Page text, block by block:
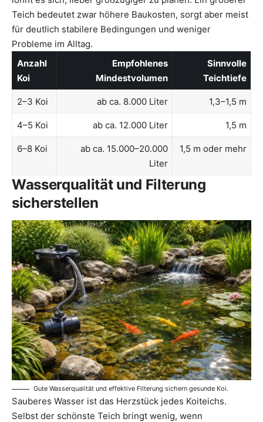
Teich bedeutet zwar höhere Baukosten, sorgt aber meist
für deutlich stabilere Bedingungen und weniger
Probleme im Alltag.
Anzahl
Koi
Empfohlenes
Mindestvolumen
Sinnvolle
Teichtiefe
2–3 Koi ab ca. 8.000 Liter 1,3–1,5 m
4–5 Koi ab ca. 12.000 Liter 1,5 m
6–8 Koi
ab ca. 15.000–20.000
Liter
1,5 m oder mehr
Wasserqualität und Filterung
sicherstellen
Gute Wasserqualität und effektive Filterung sichern gesunde Koi.
Sauberes Wasser ist das Herzstück jedes Koiteichs.
Selbst der schönste Teich bringt wenig, wenn